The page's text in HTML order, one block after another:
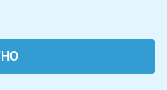
совместитель,
При этом работник,
организации и